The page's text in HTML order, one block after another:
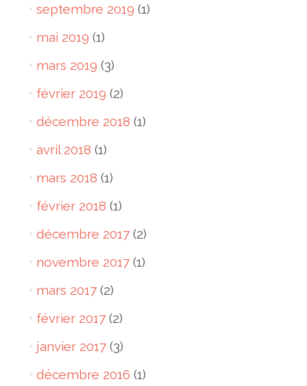
septembre 2019 (1)
mai 2019 (1)
mars 2019 (3)
février 2019 (2)
décembre 2018 (1)
avril 2018 (1)
mars 2018 (1)
février 2018 (1)
décembre 2017(2)
novembre 2017(1)
mars 2017(2)
février 2017(2)
janvier 2017(3)
décembre 2016 (1)